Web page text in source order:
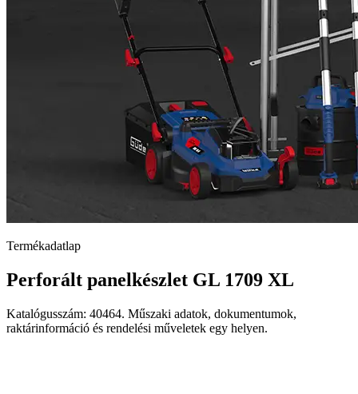
Termékadatlap
Perforált panelkészlet GL 1709 XL
Katalógusszám: 40464. Műszaki adatok, dokumentumok,
raktárinformáció és rendelési műveletek egy helyen.